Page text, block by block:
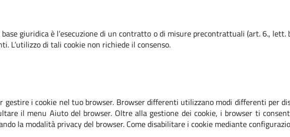
base giuridica è l’esecuzione di un contratto o di misure precontrattuali (art. 6.,
L’utilizzo di tali cookie non richiede il consenso.
gestire i cookie nel tuo browser. Browser differenti utilizzano modi differenti per
il menu Aiuto del browser. Oltre alla gestione dei cookie, i browser ti
la modalità privacy del browser. Come disabilitare i cookie mediante